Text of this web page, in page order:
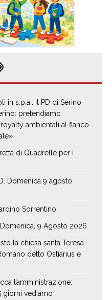
in s.p.a.: il PD di Serino
pretendiamo
ambientali al fianco
di Quadrelle per i
Domenica 9 agosto
Sorrentino
9 Agosto 2026
la chiesa santa Teresa
detto Ostiarius e
l’amministrazione:
giorni vediamo